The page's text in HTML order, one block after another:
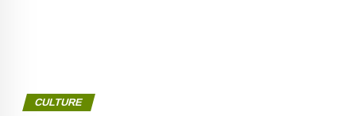
CULTURE